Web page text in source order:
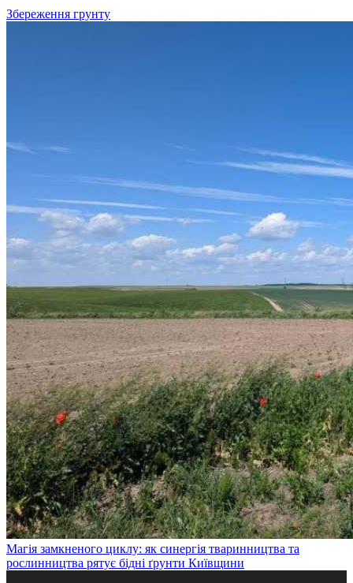
Збереження грунту
Магія замкненого циклу: як синергія тваринництва та
рослинництва рятує бідні ґрунти Київщини